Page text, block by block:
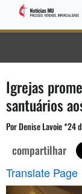
Igrejas
santuários
Por Denise Lavoie *24
compartilhar
Translate Page